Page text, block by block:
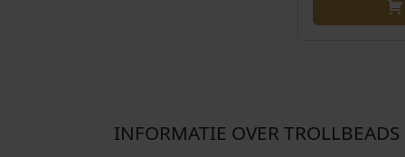
INFORMATIE OVER TROLLBEADS